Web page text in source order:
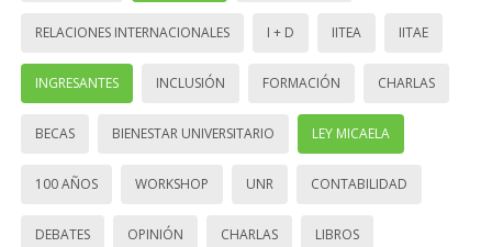
RELACIONES INTERNACIONALES I + D IITEA IITAE
INGRESANTES INCLUSIÓN FORMACIÓN CHARLAS
BECAS BIENESTAR UNIVERSITARIO LEY MICAELA
100 AÑOS WORKSHOP UNR CONTABILIDAD
DEBATES OPINIÓN CHARLAS LIBROS